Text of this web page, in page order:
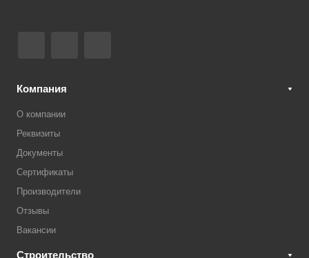
Компания
О компании
Реквизиты
Документы
Сертификаты
Производители
Отзывы
Вакансии
Строительство